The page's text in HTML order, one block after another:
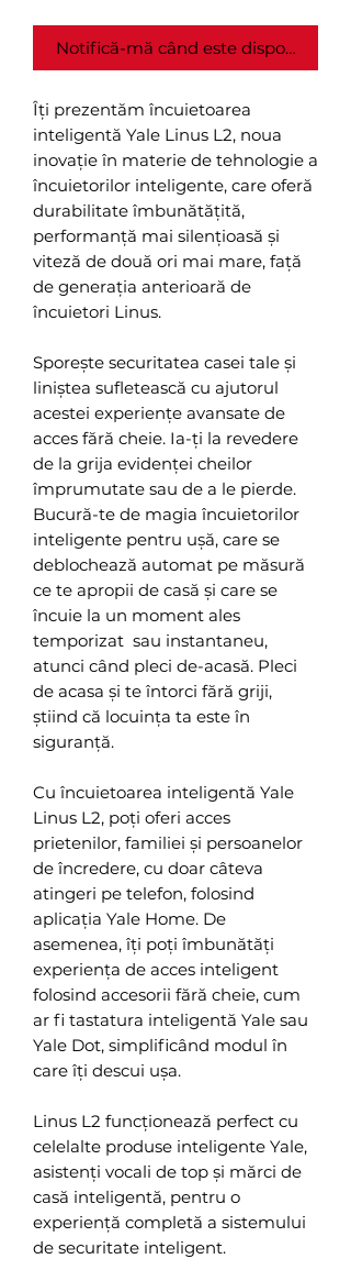
Notifică-mă când este disponibil
Îți prezentăm încuietoarea
inteligentă Yale Linus L2, noua
inovație în materie de tehnologie a
încuietorilor inteligente, care oferă
durabilitate îmbunătățită,
performanță mai silențioasă și
viteză de două ori mai mare, față
de generația anterioară de
încuietori Linus.
Sporește securitatea casei tale și
liniștea sufletească cu ajutorul
acestei experiențe avansate de
acces fără cheie. Ia-ți la revedere
de la grija evidenței cheilor
împrumutate sau de a le pierde.
Bucură-te de magia încuietorilor
inteligente pentru ușă, care se
deblochează automat pe măsură
ce te apropii de casă și care se
încuie la un moment ales
temporizat sau instantaneu,
atunci când pleci de-acasă. Pleci
de acasa și te întorci fără griji,
știind că locuința ta este în
siguranță.
Cu încuietoarea inteligentă Yale
Linus L2, poți oferi acces
prietenilor, familiei și persoanelor
de încredere, cu doar câteva
atingeri pe telefon, folosind
aplicația Yale Home. De
asemenea, îți poți îmbunătăți
experiența de acces inteligent
folosind accesorii fără cheie, cum
ar fi tastatura inteligentă Yale sau
Yale Dot, simplificând modul în
care îți descui ușa.
Linus L2 funcționează perfect cu
celelalte produse inteligente Yale,
asistenți vocali de top și mărci de
casă inteligentă, pentru o
experiență completă a sistemului
de securitate inteligent.